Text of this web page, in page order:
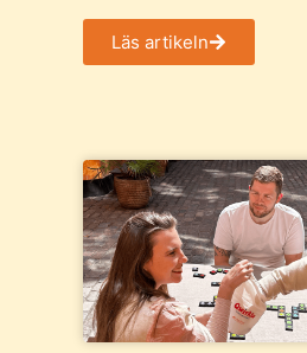
Läs artikeln